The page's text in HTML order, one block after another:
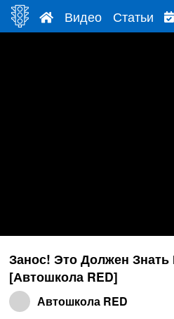
Видео Статьи
Занос! Это Должен
[Автошкола RED]
Автошкола RED